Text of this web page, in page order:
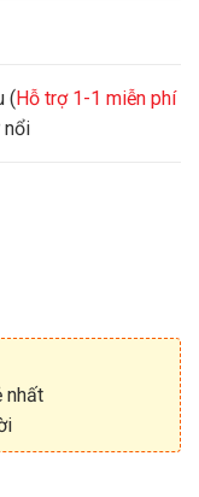
(Hỗ trợ 1-1 miễn phí
nổi
nhất